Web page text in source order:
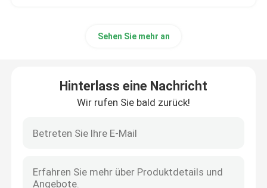
Qualitätskontrolle
Geosynthetic-Gewebe
Geosynthetic-Verstärkungsgitter
Sehen Sie mehr an
Hinterlass eine Nachricht
Wir rufen Sie bald zurück!